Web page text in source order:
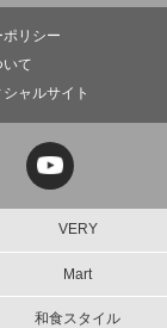
リシー
いて
ャルサイト
VERY
Mart
和食スタイル